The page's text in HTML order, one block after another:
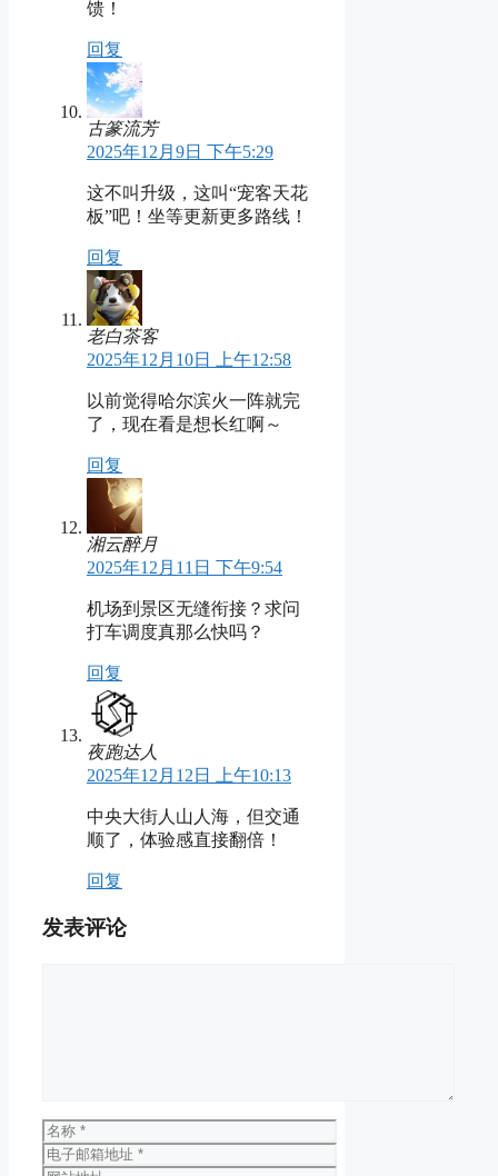
馈！
回复
古篆流芳
2025年12月9日 下午5:29
这不叫升级，这叫“宠客天花
板”吧！坐等更新更多路线！
回复
老白茶客
2025年12月10日 上午12:58
以前觉得哈尔滨火一阵就完
了，现在看是想长红啊～
回复
湘云醉月
2025年12月11日 下午9:54
机场到景区无缝衔接？求问
打车调度真那么快吗？
回复
夜跑达人
2025年12月12日 上午10:13
中央大街人山人海，但交通
顺了，体验感直接翻倍！
回复
发表评论
名
称
电